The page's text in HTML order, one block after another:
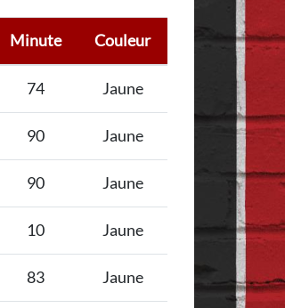
Minute Couleur
74 Jaune
90 Jaune
90 Jaune
10 Jaune
83 Jaune